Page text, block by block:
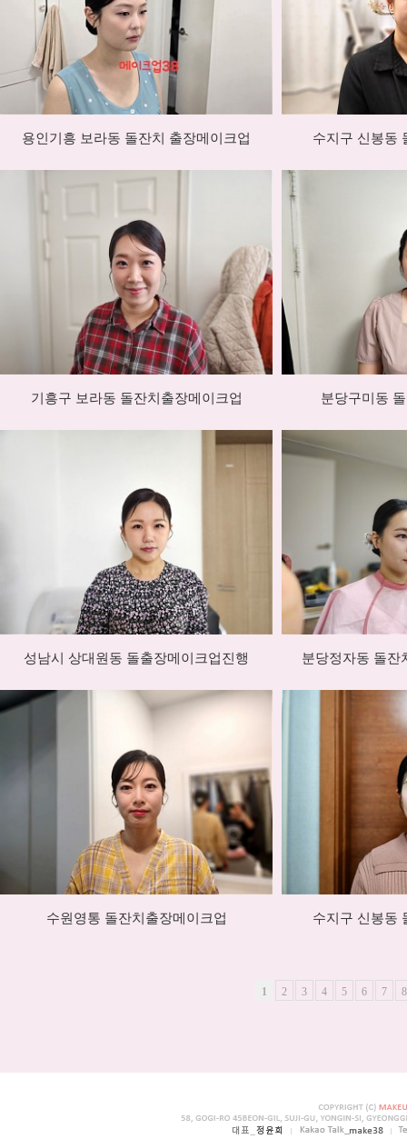
용인기흥 보라동 돌잔치 출장메이크업 수지구 신봉동
기흥구 보라동 돌잔치출장메이크업 분당구미동
성남시 상대원동 돌출장메이크업진행 분당정자동 돌잔
수원영통 돌잔치출장메이크업 수지구 신봉동
1 2 3 4 5 6 7 8